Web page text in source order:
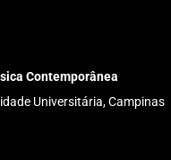
Contemporânea
Universitária, Campinas